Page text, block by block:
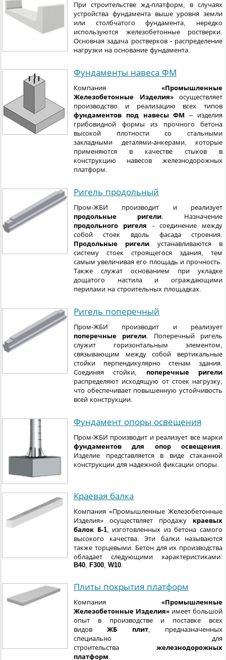
При строительстве жд-платформ, в случаях
устройства фундамента выше уровня земли
или столбчатого фундамента, нередко
используются железобетонные ростверки.
Основная задача ростверков - распределение
нагрузки на основание фундамента.
Фундаменты навеса ФМ
Компания «Промышленные
Железобетонные Изделия»осуществляет
производство и реализацию всех типов
фундаментов под навесы ФМ – изделия
грибовидной формы из прочного бетона
высокой плотности со стальными
закладными деталями-анкерами, которые
применяются в качестве стыков в
конструкцию навесов железнодорожных
платформ.
Ригель продольный
Пром-ЖБИ производит и реализует
продольные ригели . Назначение
продольного ригеля - соединение между
собой стоек вдоль фасада строения.
Продольные ригели устанавливаются в
систему стоек строящегося здания, тем
самым увеличивая его площадь и прочность.
Также служат основанием при укладке
дощатого настила и ограждающими
перилами на строительных площадках.
Ригель поперечный
Пром-ЖБИ производит и реализует
поперечные ригели . Поперечный ригель
служит горизонтальным элементом,
связывающим между собой вертикальные
стойки перпендикулярно стенам здания.
Соединяя стойки, поперечные ригели
распределяют исходящую от стоек нагрузку,
что обеспечивает повышенную устойчивость
всей конструкции.
Фундамент опоры освещения
Пром-ЖБИ производит и реализует все марки
фундаментов для опор освещения
Изделие представляется в виде стаканной
конструкции для надежной фиксации опоры.
Краевая балка
Компания «Промышленные Железобетонные
Изделия» осуществляет продажу краевых
балок Б-1, изготовленных из бетона самого
высокого качества. Эти балки называются
также торцевыми. Бетон для их производства
обладает следующими характеристиками:
B40 F300 W10
Плиты покрытия платформ
Компания «Промышленные
Железобетонные Изделия» имеет большой
опыт в производстве и поставке всех
видовЖБ плит, предназначенных
специально для
строительства железнодорожных
платформ